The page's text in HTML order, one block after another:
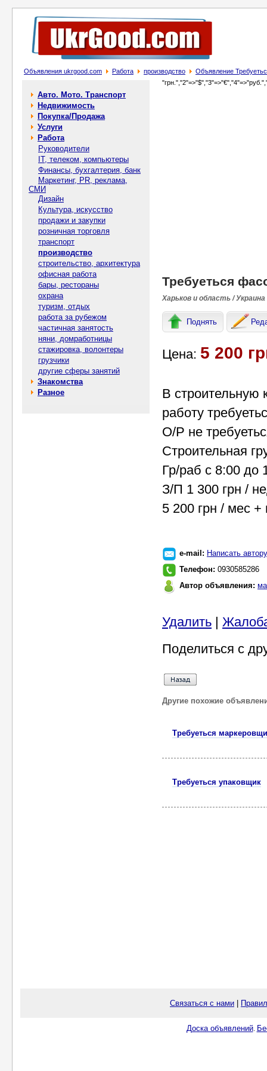
Объявления ukrgood.com Работа производство Объявление
Авто. Мото. Транспорт
Недвижимость
Покупка/Продажа
Услуги
Работа
Руководители
IT, телеком, компьютеры
Финансы, бухгалтерия, банк
Маркетинг, PR, реклама,
СМИ
Дизайн
Культура, искусство
продажи и закупки
розничная торговля
транспорт
производство
строительство, архитектура
офисная работа
бары, рестораны
охрана
туризм, отдых
работа за рубежом
частичная занятость
няни, домработницы
стажировка, волонтеры
грузчики
другие сферы занятий
Знакомства
Разное
Требуеться
Харьков и область / Украина
Поднять
Цена: 5 200
В строительную
работу
О/Р не
Строительная
Гр/раб с 8:00 до
З/П 1 300 грн /
5 200 грн / мес
e-mail: Написать автору
Телефон: 0930585286
Автор объявления:
Удалить |
Поделиться с
Другие похожие
Требуеться
Требуеться упаковщик
Связаться с нами
Доска объявлений.